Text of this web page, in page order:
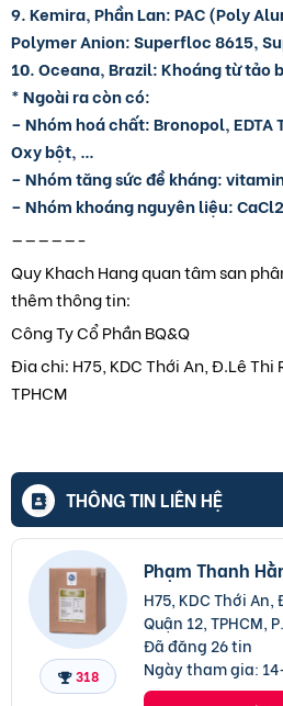
9. Kemira, Phần Lan: PAC (Poly
Polymer Anion: Superfloc 8615,
10. Oceana, Brazil: Khoáng từ tảo
* Ngoài ra còn có:
– Nhóm hoá chất: Bronopol, EDTA
Oxy bột, …
– Nhóm tăng sức đề kháng:
– Nhóm khoáng nguyên liệu:
—————-
Quy Khach Hang quan tâm san
thêm thông tin:
Công Ty Cổ Phần BQ&Q
Đia chi: H75, KDC Thới An, Đ.Lê Thi
TPHCM
THÔNG TIN LIÊN HỆ
318
Phạm Thanh
H75, KDC Thới An,
Quận 12, TPHCM,
Đã đăng 26 tin
Ngày tham gia: